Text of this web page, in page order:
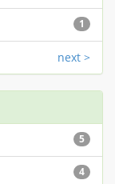
1
next >
5
4